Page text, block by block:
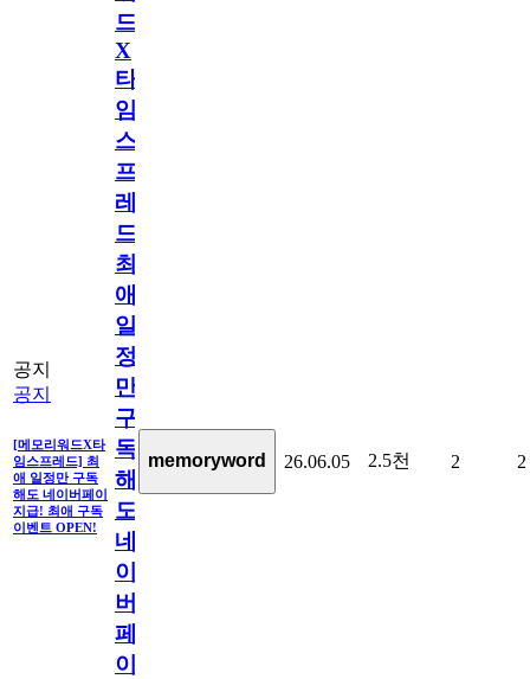
공지
공지
[메모리워드X타
임스프레드] 최
애 일정만 구독
해도 네이버페이
지급! 최애 구독
이벤트 OPEN!
드
X
타
임
스
프
레
드]
최
애
일
정
만
구
독
해
도
네
이
버
페
이
memoryword 26.06.05 2.5천 2 2